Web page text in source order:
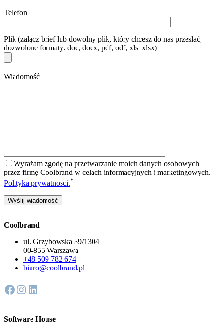
Telefon
Plik (załącz brief lub dowolny plik, który chcesz do nas przesłać,
dozwolone formaty: doc, docx, pdf, odf, xls, xlsx)
Wiadomość
Wyrażam zgodę na przetwarzanie moich danych osobowych
przez firmę Coolbrand w celach informacyjnych i marketingowych.
Polityka prywatności.*
Coolbrand
ul. Grzybowska 39/1304
00-855 Warszawa
+48 509 782 674
biuro@coolbrand.pl
Facebook Instagram LinkedIn
Software House